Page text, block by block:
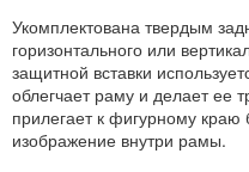
Укомплектована твердым
горизонтального или
защитной вставки
облегчает раму и делает ее
прилегает к фигурному
изображение внутри рамы.